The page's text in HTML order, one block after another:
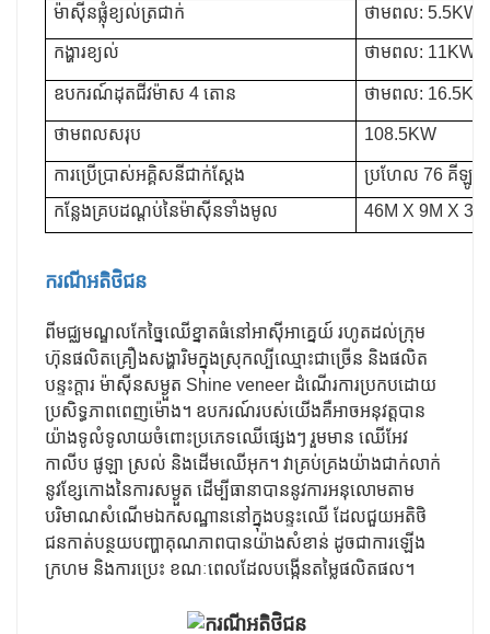
ម៉ាស៊ីនផ្លុំខ្យល់ត្រជាក់
ថាមពល: 5.5KW
កង្ហារខ្យល់ ថាមពល: 11KW
ឧបករណ៍ដុតជីវម៉ាស 4 តោន ថាមពល: 16.5KW
ថាមពលសរុប 108.5KW
ការប្រើប្រាស់អគ្គិសនីជាក់ស្តែង
ប្រហែល 76 គីឡូវ៉
កន្លែងគ្របដណ្តប់នៃម៉ាស៊ីនទាំងមូល
46M X 9M X 3M
ករណីអតិថិជន
ពីមជ្ឈមណ្ឌលកែច្នៃឈើខ្នាតធំនៅអាស៊ីអាគ្នេយ៍ រហូតដល់ក្រុម
ហ៊ុនផលិតគ្រឿងសង្ហារិមក្នុងស្រុកល្បីឈ្មោះជាច្រើន និងផលិត
បន្ទះក្តារ ម៉ាស៊ីនសម្ងួត Shine veneer ដំណើរការប្រកបដោយ
ប្រសិទ្ធភាពពេញម៉ោង។ ឧបករណ៍របស់យើងគឺអាចអនុវត្តបាន
យ៉ាងទូលំទូលាយចំពោះប្រភេទឈើផ្សេងៗ រួមមាន ឈើអែវ
កាលីប ផូឡា ស្រល់ និងដើមឈើអុក។ វាគ្រប់គ្រងយ៉ាងជាក់លាក់
នូវខ្សែកោងនៃការសម្ងួត ដើម្បីធានាបាននូវការអនុលោមតាម
បរិមាណសំណើមឯកសណ្ឋាននៅក្នុងបន្ទះឈើ ដែលជួយអតិថិ
ជនកាត់បន្ថយបញ្ហាគុណភាពបានយ៉ាងសំខាន់ ដូចជាការឡើង
ក្រហម និងការប្រេះ ខណៈពេលដែលបង្កើនតម្លៃផលិតផល។